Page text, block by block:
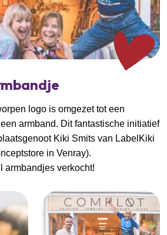
logo is omgezet tot een
armband. Dit fantastische initiatief
Kiki Smits van LabelKiki
in Venray).
armbandjes verkocht!